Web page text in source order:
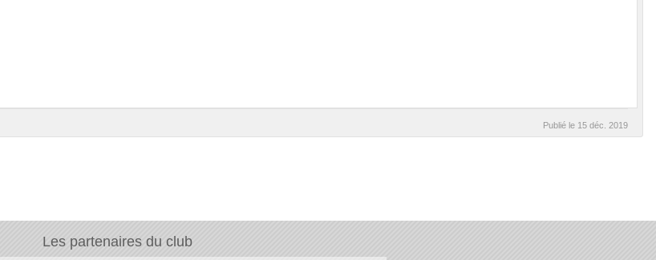
Publié le 15 déc. 2019
Les partenaires du club